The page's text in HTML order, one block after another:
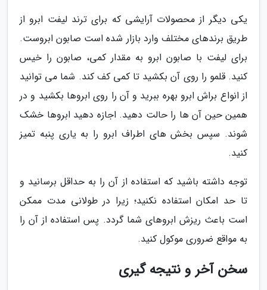
یکی دیگر از محصولات آرایشی که برای ترند لیفت ابرو از
طریق برندهای مختلف وارد بازار شده است صابون ابروست.
برای لیفت با صابون ابرو به مقدار کمی، صابون را خیس
کنید. قلمو را روی آن بکشید تا کمی کف کند. شما می توانید
از انواع براش ابرو بهره ببرید و آن را روی ابروها بکشید و در
همین حین آن ها را حالت دهید. اجازه دهید ابروها خشک
شوند. سپس بخش های اطراف ابرو را به یاری پنبه تمیز
کنید.
توجه داشته باشید که استفاده از آن را به حداقل برسانید و
تا حد امکان استفاده نکنید؛ زیرا در طولانی مدت ممکن
است باعث ریزش ابروهای شما گردد. پس استفاده از آن را
به مواقع ضروری موکول کنید.
سخن آخر و نتیجه گیری